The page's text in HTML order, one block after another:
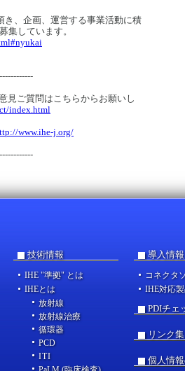
き、企画、運営する事業活動に積
集しています。
見ご質問はこちらからお願いし
index.html
www.ihe-j.org/
技術情報
IHE "準拠" とは
IHEとは
放射線
放射線治療
循環器
PCD
ITI
導入情
コネクタ
IHE対応
PDIチェ
リンク集
個人情